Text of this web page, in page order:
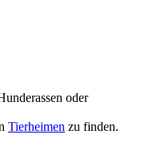
oder
Tierheimen zu finden.